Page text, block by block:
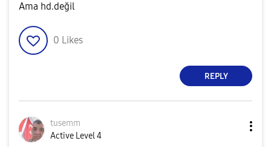
Ama hd.değil
0 Likes
REPLY
tusemm
Active Level 4